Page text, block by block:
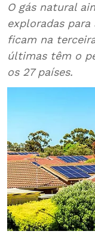
O gás natural
exploradas
ficam na
últimas têm o
os 27 países.